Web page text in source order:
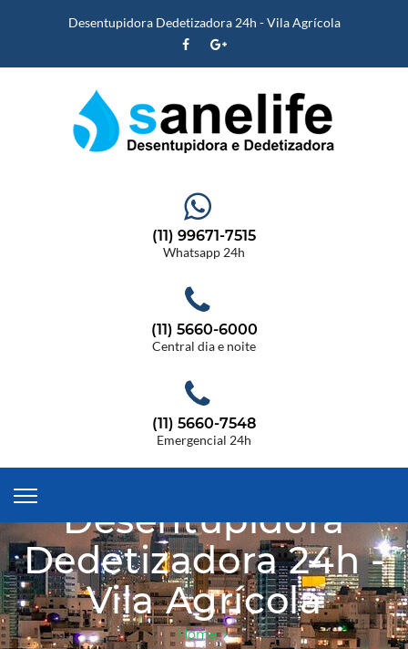
Desentupidora Dedetizadora 24h - Vila Agrícola
(11) 99671-7515
Whatsapp 24h
(11) 5660-6000
Central dia e noite
(11) 5660-7548
Emergencial 24h
Desentupidora
Dedetizadora 24h -
Vila Agrícola
Home